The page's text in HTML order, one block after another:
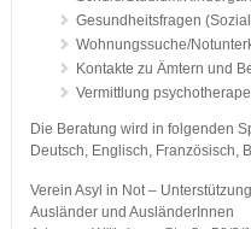
Gesundheitsfragen
Wohnungssuche/
Kontakte zu Ämtern und
Vermittlung
Die Beratung wird in folgenden
Deutsch, Englisch, Französisch,
Verein Asyl in Not –
Ausländer und AusländerInnen